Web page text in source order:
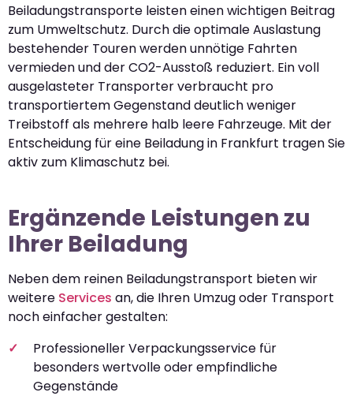
Beiladungstransporte leisten einen wichtigen Beitrag
zum Umweltschutz. Durch die optimale Auslastung
bestehender Touren werden unnötige Fahrten
vermieden und der CO2-Ausstoß reduziert. Ein voll
ausgelasteter Transporter verbraucht pro
transportiertem Gegenstand deutlich weniger
Treibstoff als mehrere halb leere Fahrzeuge. Mit der
Entscheidung für eine Beiladung in Frankfurt tragen Sie
aktiv zum Klimaschutz bei.
Ergänzende Leistungen zu
Ihrer Beiladung
Neben dem reinen Beiladungstransport bieten wir
weitere Services an, die Ihren Umzug oder Transport
noch einfacher gestalten:
Professioneller Verpackungsservice für
besonders wertvolle oder empfindliche
Gegenstände